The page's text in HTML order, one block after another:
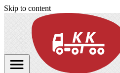
Skip to content